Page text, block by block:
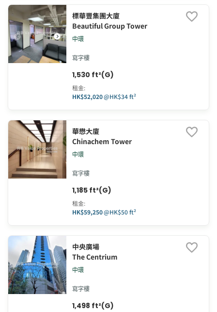
標華豐集團大廈
Beautiful Group Tower
中環
寫字樓
1,530 ft²(G)
租金:
HK$52,020@HK$34 ft²
華懋大廈
Chinachem Tower
中環
寫字樓
1,185 ft²(G)
租金:
HK$59,250@HK$50 ft²
中央廣場
The Centrium
中環
寫字樓
1,498 ft²(G)